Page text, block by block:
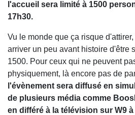
l'accueil sera limité à 1500
17h30.
Vu le monde que ça risque
arriver un peu avant histoire d'être
1500. Pour ceux qui ne peuvent
physiquement, là encore pas de
l'évènement sera diffusé en
de plusieurs média comme
en différé à la télévision sur W9